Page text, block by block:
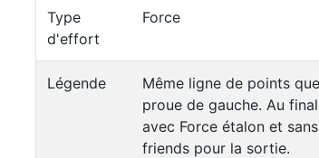
Type
d'effort
Force
Légende
Même ligne de points
proue de gauche. Au
avec Force étalon et
friends pour la sortie.